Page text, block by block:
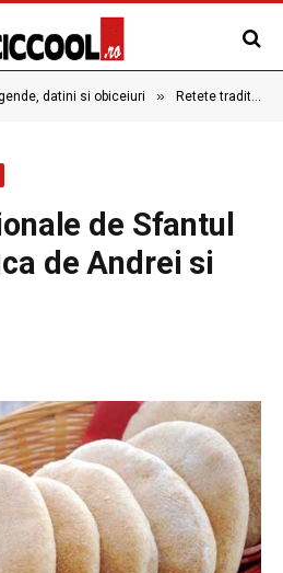
datini si obiceiuri » Retete traditionale de Sfantul Andrei: Turtuca de Andrei si Covasa
de Sfantul
de Andrei si